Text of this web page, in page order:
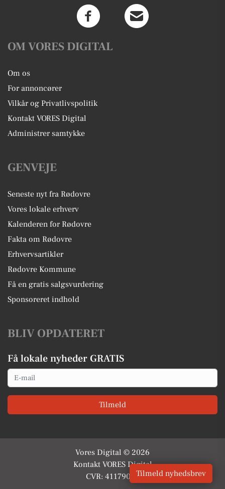
OM VORES DIGITAL
Om os
For annoncører
Vilkår og Privatlivspolitik
Kontakt VORES Digital
Administrer samtykke
GENVEJE
Seneste nyt fra Rødovre
Vores lokale erhverv
Kalenderen for Rødovre
Fakta om Rødovre
Erhvervsartikler
Rødovre Kommune
Få en gratis salgsvurdering
Sponsoreret indhold
BLIV OPDATERET
Få lokale nyheder GRATIS
Email
Tilmeld
Vores Digital © 2026
Kontakt VORES Digital
CVR: 41179082Tilmeld nyhedsbrev